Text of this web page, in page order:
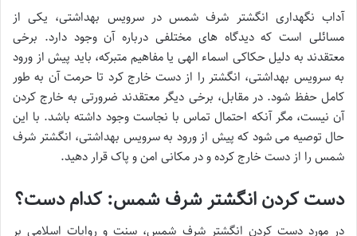
آداب نگهداری انگشتر شرف شمس در سرویس بهداشتی، یکی از
مسائلی است که دیدگاه های مختلفی درباره آن وجود دارد. برخی
معتقدند به دلیل حکاکی اسماء الهی یا مفاهیم متبرکه، باید پیش از ورود
به سرویس بهداشتی، انگشتر را از دست خارج کرد تا حرمت آن به طور
کامل حفظ شود. در مقابل، برخی دیگر معتقدند ضرورتی به خارج کردن
آن نیست، مگر آنکه احتمال تماس با نجاست وجود داشته باشد. با این
حال توصیه می شود که پیش از ورود به سرویس بهداشتی، انگشتر شرف
شمس را از دست خارج کرده و در مکانی امن و پاک قرار دهید.
دست کردن انگشتر شرف شمس: کدام دست؟
در مورد دست کردن انگشتر شرف شمس، سنت و روایات اسلامی بر